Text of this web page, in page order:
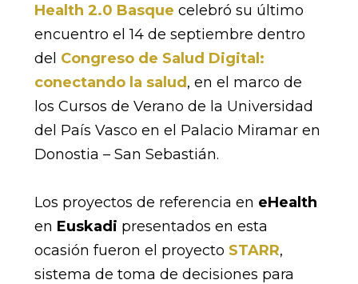
Health 2.0 Basque celebró su último
encuentro el 14 de septiembre dentro
del Congreso de Salud Digital:
conectando la salud , en el marco de
los Cursos de Verano de la Universidad
del País Vasco en el Palacio Miramar en
Donostia – San Sebastián.
Los proyectos de referencia en eHealth
en Euskadi presentados en esta
ocasión fueron el proyecto STARR,
sistema de toma de decisiones para